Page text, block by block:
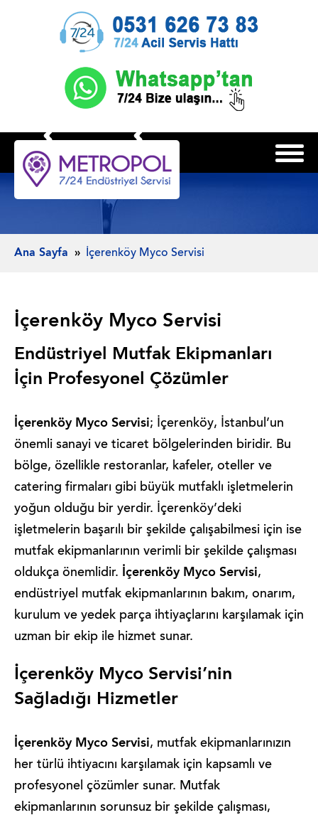
Ana Sayfa İçerenköy Myco Servisi
İçerenköy Myco Servisi
Endüstriyel Mutfak Ekipmanları
İçin Profesyonel Çözümler
İçerenköy Myco Servisi; İçerenköy, İstanbul’un
önemli sanayi ve ticaret bölgelerinden biridir. Bu
bölge, özellikle restoranlar, kafeler, oteller ve
catering firmaları gibi büyük mutfaklı işletmelerin
yoğun olduğu bir yerdir. İçerenköy’deki
işletmelerin başarılı bir şekilde çalışabilmesi için ise
mutfak ekipmanlarının verimli bir şekilde çalışması
oldukça önemlidir.
İçerenköy Myco Servisi,
endüstriyel mutfak ekipmanlarının bakım, onarım,
kurulum ve yedek parça ihtiyaçlarını karşılamak için
uzman bir ekip ile hizmet sunar.
İçerenköy Myco Servisi’nin
Sağladığı Hizmetler
İçerenköy Myco Servisi, mutfak ekipmanlarınızın
her türlü ihtiyacını karşılamak için kapsamlı ve
profesyonel çözümler sunar. Mutfak
ekipmanlarının sorunsuz bir şekilde çalışması,